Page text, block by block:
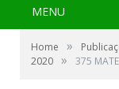
MENU
Home »
2020 » 375